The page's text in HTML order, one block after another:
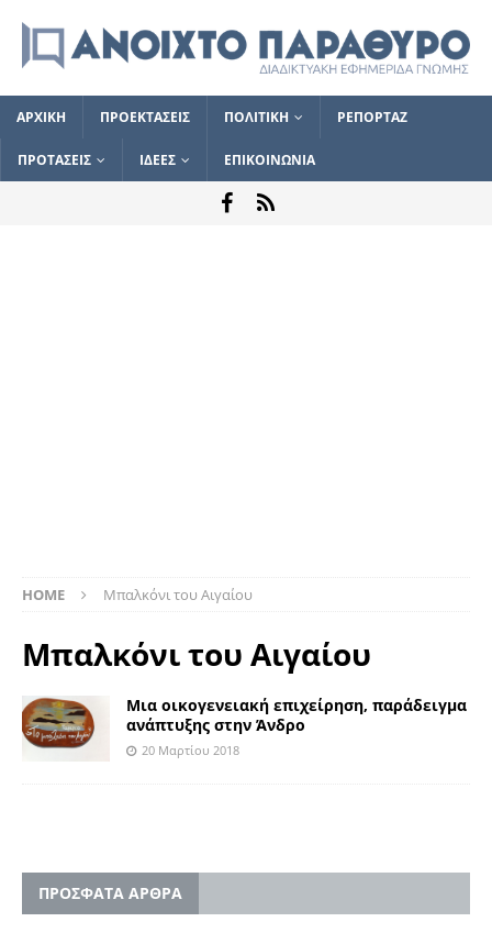
ΑΡΧΙΚΗ ΠΡΟΕΚΤΑΣΕΙΣ ΠΟΛΙΤΙΚΗ ΡΕΠΟΡΤΑΖ
ΠΡΟΤΑΣΕΙΣ ΙΔΕΕΣ ΕΠΙΚΟΙΝΩΝΙΑ
HOME Μπαλκόνι του Αιγαίου
Μπαλκόνι του Αιγαίου
Μια οικογενειακή επιχείρηση, παράδειγμα
ανάπτυξης στην Άνδρο
20 Μαρτίου 2018
ΠΡΟΣΦΑΤΑ ΑΡΘΡΑ